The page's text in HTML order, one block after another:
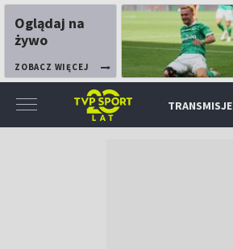
Oglądaj na
żywo
ZOBACZ WIĘCEJ
TRANSMISJE